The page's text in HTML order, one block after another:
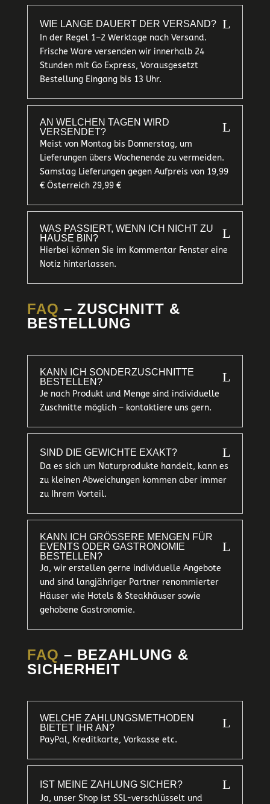
WIE LANGE DAUERT DER VERSAND? L
In der Regel 1–2 Werktage nach Versand.
Frische Ware versenden wir innerhalb 24
Stunden mit Go Express, Vorausgesetzt
Bestellung Eingang bis 13 Uhr.
AN WELCHEN TAGEN WIRD
VERSENDET?
L
Meist von Montag bis Donnerstag, um
Lieferungen übers Wochenende zu vermeiden.
Samstag Lieferungen gegen Aufpreis von 19,99
€ Österreich 29,99 €
WAS PASSIERT, WENN ICH NICHT ZU
HAUSE BIN?
L
Hierbei können Sie im Kommentar Fenster eine
Notiz hinterlassen.
FAQ – ZUSCHNITT &
BESTELLUNG
KANN ICH SONDERZUSCHNITTE
BESTELLEN?
L
Je nach Produkt und Menge sind individuelle
Zuschnitte möglich – kontaktiere uns gern.
SIND DIE GEWICHTE EXAKT? L
Da es sich um Naturprodukte handelt, kann es
zu kleinen Abweichungen kommen aber immer
zu Ihrem Vorteil.
KANN ICH GRÖSSERE MENGEN FÜR E
VENTS ODER GASTRONOMIE B
ESTELLEN?
L
Ja, wir erstellen gerne individuelle Angebote
und sind langjähriger Partner renommierter
Häuser wie Hotels & Steakhäuser sowie
gehobene Gastronomie.
FAQ – BEZAHLUNG &
SICHERHEIT
WELCHE ZAHLUNGSMETHODEN
BIETET IHR AN?
L
PayPal, Kreditkarte, Vorkasse etc.
IST MEINE ZAHLUNG SICHER? L
Ja, unser Shop ist SSL-verschlüsselt und